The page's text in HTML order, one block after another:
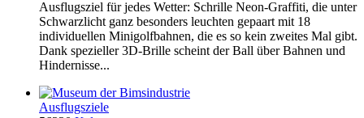
Ausflugsziel für jedes Wetter: Schrille Neon-Graffiti, die unter
Schwarzlicht ganz besonders leuchten gepaart mit 18
individuellen Minigolfbahnen, die es so kein zweites Mal gibt.
Dank spezieller 3D-Brille scheint der Ball über Bahnen und
Hindernisse...
Ausflugsziele